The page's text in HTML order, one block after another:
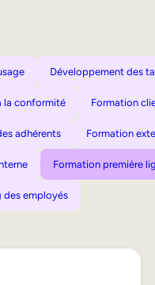
Développement des
la conformité Formation
adhérents Formation
Formation première
des employés